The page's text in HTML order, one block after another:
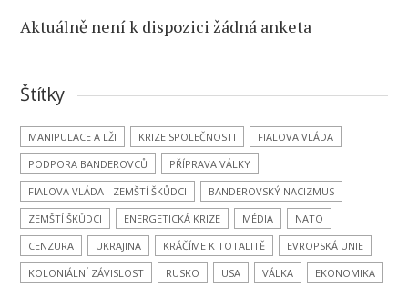
Aktuálně není k dispozici žádná anketa
Štítky
MANIPULACE A LŽI KRIZE SPOLEČNOSTI
FIALOVA VLÁDA
PODPORA BANDEROVCŮ
PŘÍPRAVA VÁLKY
FIALOVA VLÁDA - ZEMŠTÍ ŠKŮDCI
BANDEROVSKÝ NACIZMUS
ZEMŠTÍ ŠKŮDCI
ENERGETICKÁ KRIZE MÉDIA
NATO
CENZURA
UKRAJINA KRÁČÍME K TOTALITĚ
EVROPSKÁ UNIE
KOLONIÁLNÍ ZÁVISLOST
RUSKO USA VÁLKA EKONOMIKA